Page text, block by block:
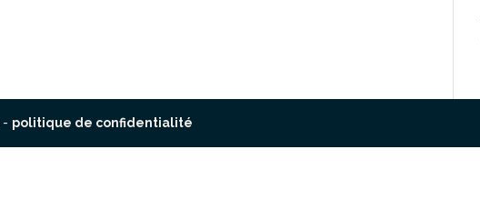
- politique de confidentialité